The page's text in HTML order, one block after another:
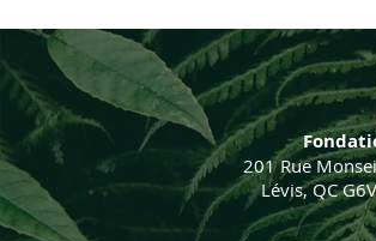
201 Rue
Lévis, QC